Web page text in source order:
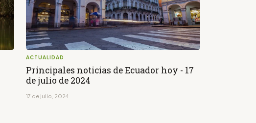
ACTUALIDAD
Principales noticias de Ecuador hoy - 17
de julio de 2024
17 de julio, 2024
tasa minera que rige en
Ecuador?